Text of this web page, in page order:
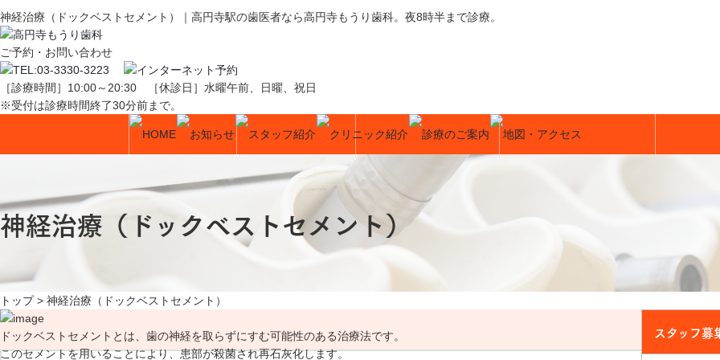
神経治療（ドックベストセメント）｜高円寺駅の歯医者なら高円寺もうり歯科。夜8時半まで診療。
ご予約・お問い合わせ
［診療時間］10:00～20:30
［休診日］水曜午前、日曜、祝日
※受付は診療時間終了30分前まで。
神経治療（ドックベストセメント）
トップ> 神経治療（ドックベストセメント）
ドックベストセメントとは、歯の神経を取らずにすむ可能性のある治療法です。
このセメントを用いることにより、患部が殺菌され再石灰化します。
スタッフ募